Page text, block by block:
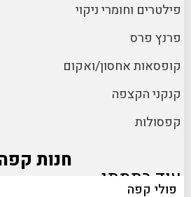
פילטרים וחומרי ניקוי
פרנץ פרס
קופסאות אחסון/ואקום
קנקני הקצפה
קפסולות
חנות קפה
פולי קפה
עוד בתמתי